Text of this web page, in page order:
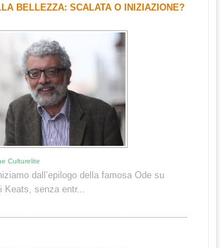
BELLEZZA: SCALATA O INIZIAZIONE?
Culturelite
dall’epilogo della famosa Ode su
Keats, senza entr...